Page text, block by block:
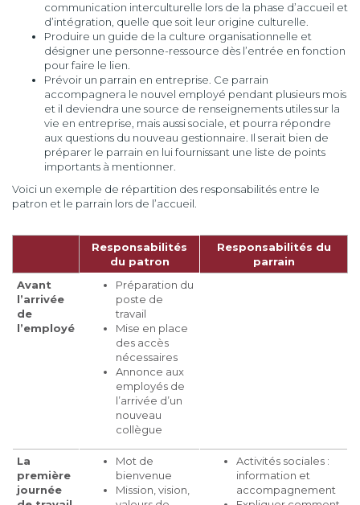
communication interculturelle lors de la phase d’accueil et
d’intégration, quelle que soit leur origine culturelle.
Produire un guide de la culture organisationnelle et
désigner une personne-ressource dès l’entrée en fonction
pour faire le lien.
Prévoir un parrain en entreprise. Ce parrain
accompagnera le nouvel employé pendant plusieurs mois
et il deviendra une source de renseignements utiles sur la
vie en entreprise, mais aussi sociale, et pourra répondre
aux questions du nouveau gestionnaire. Il serait bien de
préparer le parrain en lui fournissant une liste de points
importants à mentionner.
Voici un exemple de répartition des responsabilités entre le
patron et le parrain lors de l’accueil.
Responsabilités
du patron
Responsabilités du
parrain
Avant
l’arrivée
de
l’employé
Préparation du
poste de
travail
Mise en place
des accès
nécessaires
Annonce aux
employés de
l’arrivée d’un
nouveau
collègue
La
première
journée
Mot de
bienvenue
Mission, vision,
Activités sociales :
information et
accompagnement